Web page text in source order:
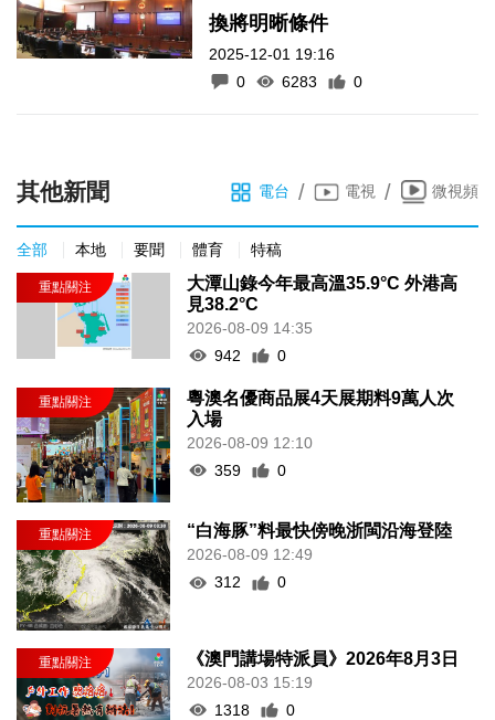
換將明晰條件
2025-12-01 19:16
0
6283 0
其他新聞 電台 / 電視 / 微視頻
全部 本地 要聞 體育 特稿
大潭山錄今年最高溫35.9°C 外港高
見38.2°C
2026-08-09 14:35
942
0
粵澳名優商品展4天展期料9萬人次
入場
2026-08-09 12:10
359
0
“白海豚”料最快傍晚浙閩沿海登陸
2026-08-09 12:49
312
0
《澳門講場特派員》2026年8月3日
2026-08-03 15:19
1318
0